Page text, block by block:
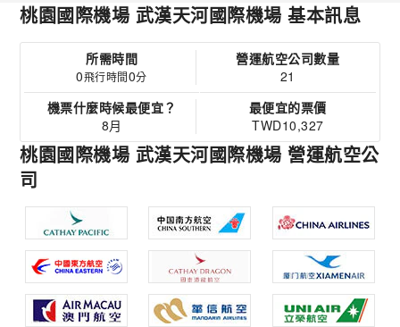
桃園國際機場 武漢天河國際機場 基本訊息
所需時間
0飛行時間0分
營運航空公司數量
21
機票什麼時候最便宜？
8月
最便宜的票價
TWD10,327
桃園國際機場 武漢天河國際機場 營運航空公
司